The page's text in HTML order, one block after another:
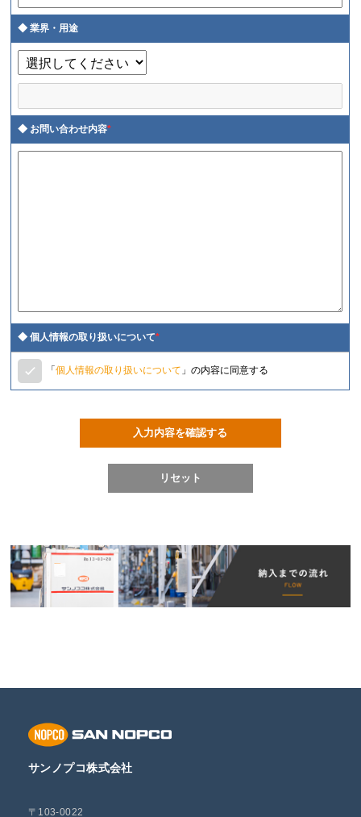
業界・用途
お問い合わせ内容*
個人情報の取り扱いについて*
「個人情報の取り扱いについて 」の内容に同意する
サンノプコ株式会社
〒103-0022